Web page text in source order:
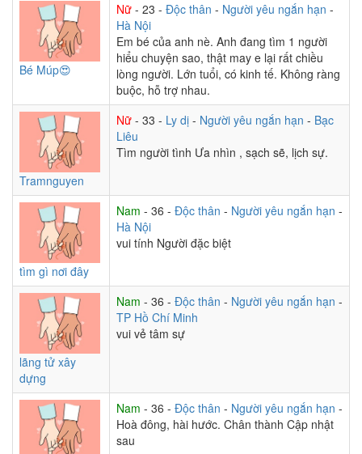
Bé Múp😍
Nữ - 23 - Độc thân - Người yêu ngắn hạn -
Hà Nội
Em bé của anh nè. Anh đang tìm 1 người
hiểu chuyện sao, thật may e lại rất chiều
lòng người. Lớn tuổi, có kinh tế. Không ràng
buộc, hỗ trợ nhau.
Tramnguyen
Nữ - 33 - Ly dị - Người yêu ngắn hạn - Bạc
Liêu
Tìm người tình Ưa nhìn , sạch sẽ, lịch sự.
tìm gì nơi đây
Nam - 36 - Độc thân - Người yêu ngắn hạn -
Hà Nội
vui tính Người đặc biệt
lãng tử xây
dựng
Nam - 36 - Độc thân - Người yêu ngắn hạn -
TP Hồ Chí Minh
vui vẻ tâm sự
Nam - 36 - Độc thân - Người yêu ngắn hạn -
Hoà đông, hài hước. Chân thành Cập nhật
sau